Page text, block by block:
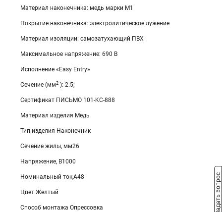
Материал наконечника: медь марки М1
Покрытие наконечника: электролитическое лужение
Материал изоляции: самозатухающий ПВХ
Максимальное напряжение: 690 В
Исполнение «Easy Entry»
Сечение (мм2 ): 2.5;
Сертификат ПИСЬМО 101-KC-888
Материал изделия Медь
Тип изделия Наконечник
Сечение жилы, мм26
Напряжение, В1000
Номинальный ток,А48
Цвет Желтый
Способ монтажа Опрессовка Задать вопрос